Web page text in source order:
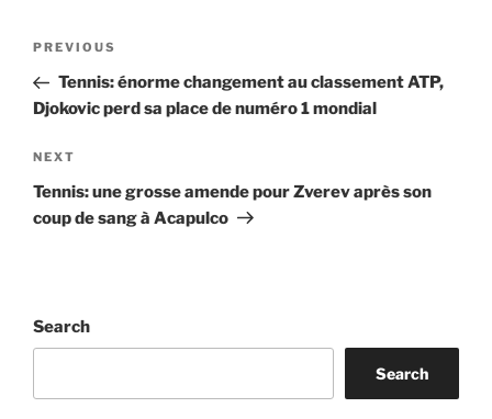
Previous
Post
PREVIOUS
Tennis: énorme changement au classement ATP,
Djokovic perd sa place de numéro 1 mondial
Next
Post
NEXT
Tennis: une grosse amende pour Zverev après son
coup de sang à Acapulco
Search
Search